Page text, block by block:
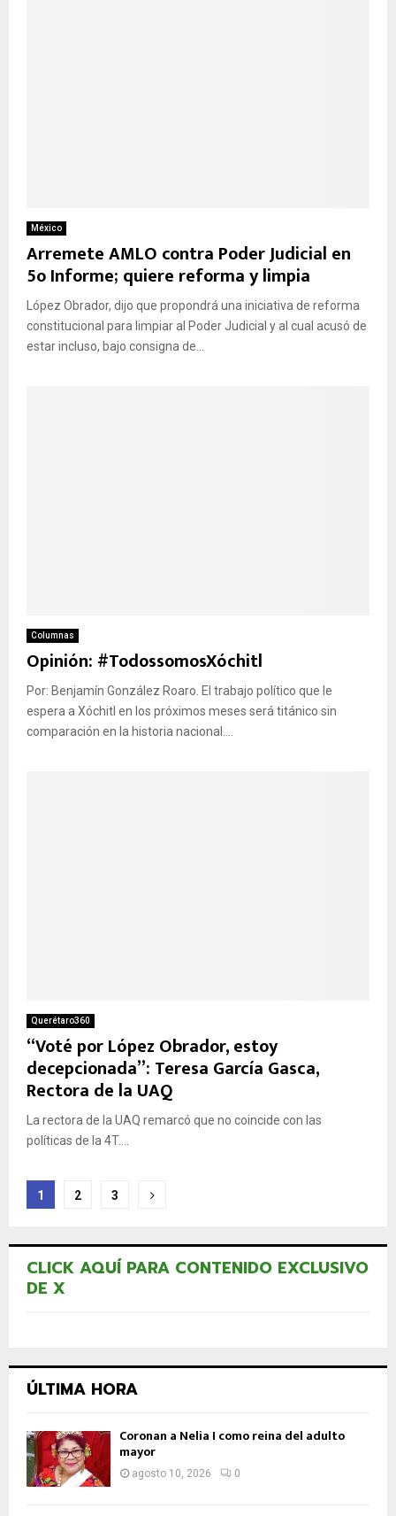
México
Arremete AMLO contra Poder Judicial en
5o Informe; quiere reforma y limpia
López Obrador, dijo que propondrá una iniciativa de reforma
constitucional para limpiar al Poder Judicial y al cual acusó de
estar incluso, bajo consigna de...
Columnas
Opinión: #TodossomosXóchitl
Por: Benjamín González Roaro. El trabajo político que le
espera a Xóchitl en los próximos meses será titánico sin
comparación en la historia nacional....
Querétaro360
“Voté por López Obrador, estoy
decepcionada”: Teresa García Gasca,
Rectora de la UAQ
La rectora de la UAQ remarcó que no coincide con las
políticas de la 4T....
Paginación
entradas
1 2 3
CLICK AQUÍ PARA CONTENIDO EXCLUSIVO
DE X
ÚLTIMA HORA
Coronan a Nelia I como reina del adulto
mayor
agosto 10, 2026 0